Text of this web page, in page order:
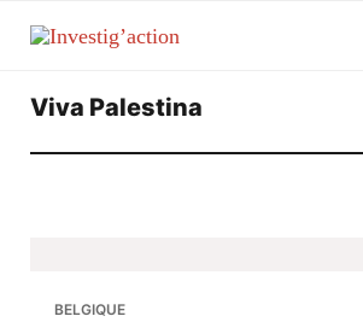
Viva Palestina
BELGIQUE